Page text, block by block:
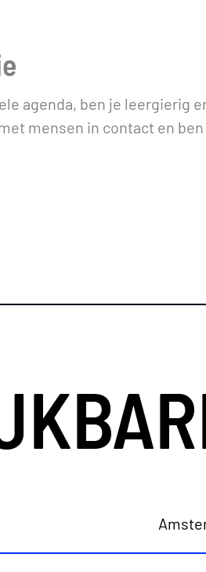
agenda, ben je leergierig
mensen in contact en
vastgoed van
op vastgoedbeheerders,
gezondheidszorg,